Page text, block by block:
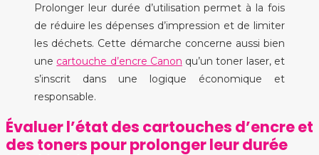
Prolonger leur durée d’utilisation permet à la fois
de réduire les dépenses d’impression et de limiter
les déchets. Cette démarche concerne aussi bien
une cartouche d’encre Canon qu’un toner laser, et
s’inscrit dans une logique économique et
responsable.
Évaluer l’état des cartouches d’encre et
des toners pour prolonger leur durée